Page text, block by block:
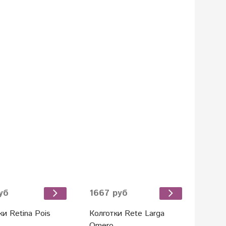
Retina Pois
1667 руб
Колготки Rete Larga